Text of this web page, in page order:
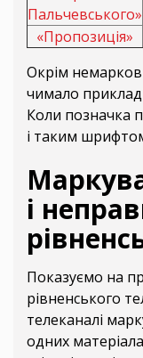
Пальчевського»
«Пропозиція»
Окрім
чимало
Коли позначка
і таким
і
Показуємо на
рівненського
телеканалі
одних